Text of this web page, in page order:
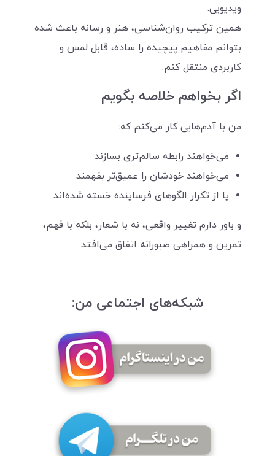
ویدیویی.
همین ترکیب روان‌شناسی، هنر و رسانه باعث شده
بتوانم مفاهیم پیچیده را ساده، قابل لمس و
کاربردی منتقل کنم.
اگر بخواهم خلاصه بگویم
من با آدم‌هایی کار می‌کنم که:
می‌خواهند رابطه سالم‌تری بسازند
می‌خواهند خودشان را عمیق‌تر بفهمند
یا از تکرار الگوهای فرساینده خسته شده‌اند
و باور دارم تغییر واقعی، نه با شعار، بلکه با فهم،
تمرین و همراهی صبورانه اتفاق می‌افتد.
شبکه‌های اجتماعی من: